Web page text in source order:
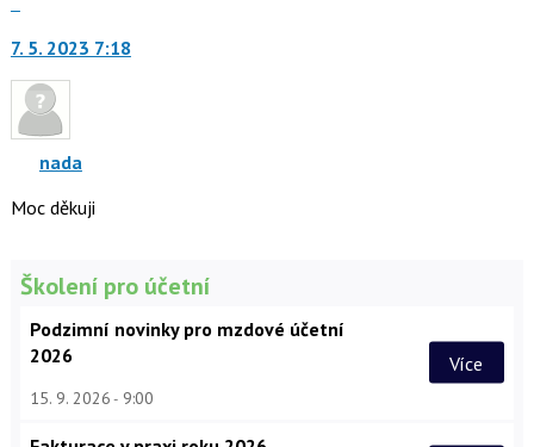
další
nový
názor.
navigaci
použít
N
následující
a
P
7. 5. 2023 7:18
nada
Moc děkuji
Školení pro účetní
Podzimní novinky pro mzdové účetní
2026
15. 9. 2026 9:00
Více